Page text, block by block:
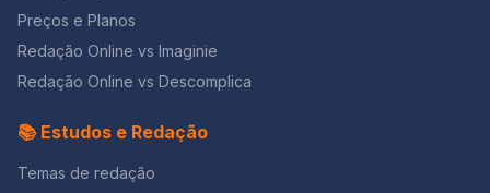
Preços e Planos
Redação Online vs Imaginie
Redação Online vs Descomplica
📚 Estudos e Redação
Temas de redação